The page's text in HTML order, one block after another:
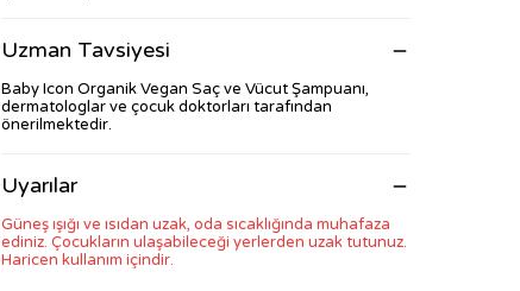
Uzman Tavsiyesi
Baby Icon Organik Vegan Saç ve Vücut Şampuanı,
dermatologlar ve çocuk doktorları tarafından
önerilmektedir.
Uyarılar
Güneş ışığı ve ısıdan uzak, oda sıcaklığında muhafaza
ediniz. Çocukların ulaşabileceği yerlerden uzak tutunuz.
Haricen kullanım içindir.